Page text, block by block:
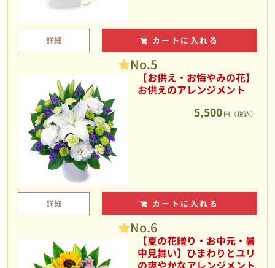
詳細 カートに入れる
No.5
【お供え・お悔やみの花】
お供えのアレンジメント
5,500 円（税込）
詳細 カートに入れる
No.6
【夏の花贈り・お中元・暑
中見舞い】ひまわりとユリ
の爽やかなアレンジメント